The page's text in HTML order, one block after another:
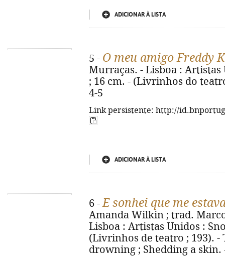
ADICIONAR À LISTA
5 - O meu amigo Freddy
Murraças. - Lisboa : Artistas
; 16 cm. - (Livrinhos do
4-5
Link persistente: http://
ADICIONAR À LISTA
6 -E sonhei que me
Amanda Wilkin ; trad.
Lisboa : Artistas Unidos :
(Livrinhos de teatro ; 193).
drowning ; Shedding a skin.